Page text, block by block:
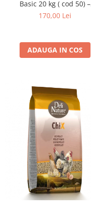
Basic 20 kg ( cod 50) –
amestec seminte pentru
170,00 Lei
ADAUGA IN COS